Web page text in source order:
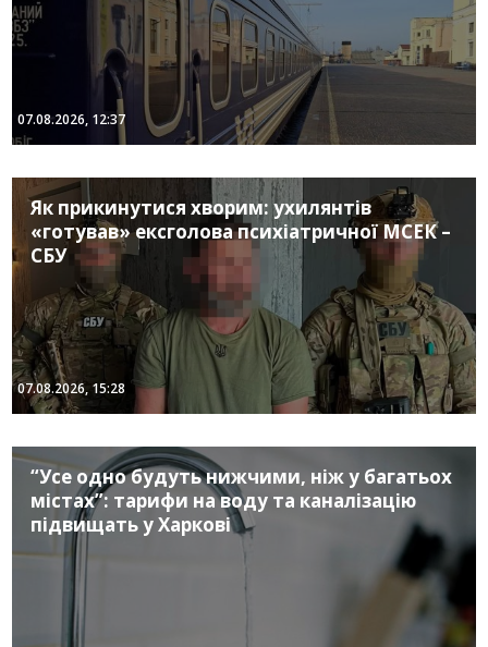
07.08.2026, 12:37
Як прикинутися хворим: ухилянтів
«готував» ексголова психіатричної МСЕК –
СБУ
07.08.2026, 15:28
“Усе одно будуть нижчими, ніж у багатьох
містах”: тарифи на воду та каналізацію
підвищать у Харкові